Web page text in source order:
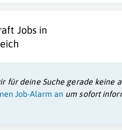
Jobs in
für deine Suche gerade keine
Job-Alarm an um sofort